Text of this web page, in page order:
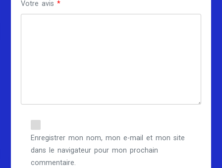
Votre avis*
Enregistrer mon nom, mon e-mail et mon site
dans le navigateur pour mon prochain
commentaire.